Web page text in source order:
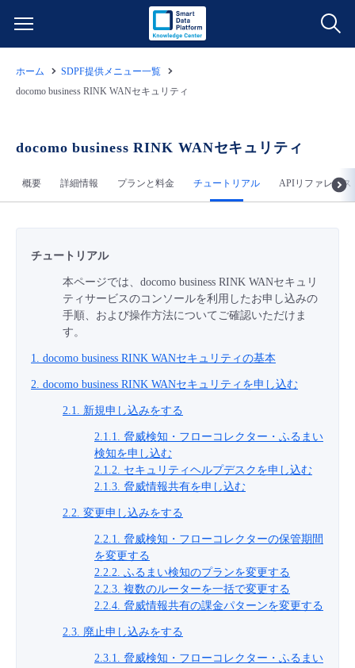
サービス一覧
IoT
モニタリング/監査
サポート
すべてのメニューを見る
ネットワーク
IoT
モニタリング/監査
管理機能
すべてのメニューを見る
データ利活用
クラウド/サーバー
ネットワーク
モニタリング/監査
サポート
すべてのメニューを見る
■ 管理機能
- 管理機能
■ セットアップガイド
- 新規お申し込み方法
- 初期設定・確認
- ユーザー機能の管理
- 登録情報の管理
- APIリファレンス
ユースケース
- バックアップ
- マルチクラウド利用
- ITインフラストラクチャー
故障/メンテナンス情報
サービス稼働状況
メンテナンス予定
定期メンテナンス
パートナー
販売パートナー向けプログラム
協業パートナー
トレーニング/操作動画
ホーム
SDPF提供メニュー一覧
docomo business RINK WANセキュリティ
docomo business RINK WANセキュリティ
概要 詳細情報 プランと料金 チュートリアル APIリファレンス
チュートリアル
本ページでは、docomo business RINK WANセキュリ
ティサービスのコンソールを利用したお申し込みの
手順、および操作方法についてご確認いただけま
す。
1. docomo business RINK WANセキュリティの基本
2. docomo business RINK WANセキュリティを申し込む
2.1. 新規申し込みをする
2.1.1. 脅威検知・フローコレクター・ふるまい
検知を申し込む
2.1.2. セキュリティヘルプデスクを申し込む
2.1.3. 脅威情報共有を申し込む
2.2. 変更申し込みをする
2.2.1. 脅威検知・フローコレクターの保管期間
を変更する
2.2.2. ふるまい検知のプランを変更する
2.2.3. 複数のルーターを一括で変更する
2.2.4. 脅威情報共有の課金パターンを変更する
2.3. 廃止申し込みをする
2.3.1. 脅威検知・フローコレクター ・ふるまい